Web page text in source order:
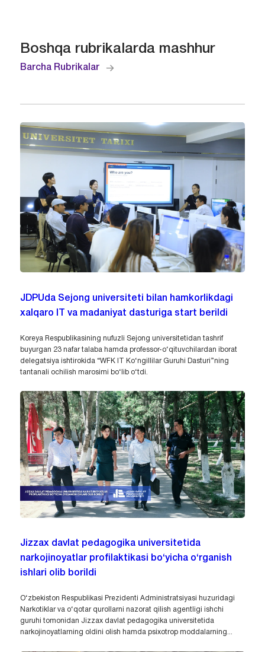
Boshqa rubrikalarda mashhur
Barcha Rubrikalar
JDPUda Sejong universiteti bilan hamkorlikdagi
xalqaro IT va madaniyat dasturiga start berildi
Koreya Respublikasining nufuzli Sejong universitetidan tashrif
buyurgan 23 nafar talaba hamda professor-o‘qituvchilardan iborat
delegatsiya ishtirokida “WFK IT Ko‘ngillilar Guruhi Dasturi”ning
tantanali ochilish marosimi bo‘lib o‘tdi.
Jizzax davlat pedagogika universitetida
narkojinoyatlar profilaktikasi bo‘yicha o‘rganish
ishlari olib borildi
O‘zbekiston Respublikasi Prezidenti Administratsiyasi huzuridagi
Narkotiklar va o‘qotar qurollarni nazorat qilish agentligi ishchi
guruhi tomonidan Jizzax davlat pedagogika universitetida
narkojinoyatlarning oldini olish hamda psixotrop moddalarning...